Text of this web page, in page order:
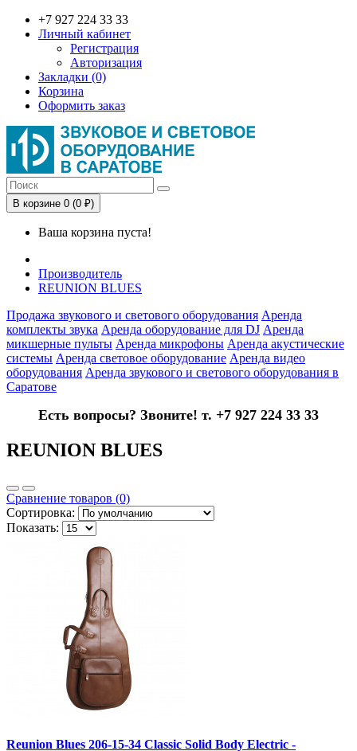
+7 927 224 33 33
Личный кабинет
Регистрация
Авторизация
Закладки (0)
Корзина
Оформить заказ
В корзине 0 (0 ₽)
Ваша корзина пуста!
Производитель
REUNION BLUES
Продажа звукового и светового оборудования Аренда
комплекты звука Аренда оборудование для DJ Аренда
микшерные пульты Аренда микрофоны Аренда акустические
системы Аренда световое оборудование Аренда видео
оборудования Аренда звукового и светового оборудования в
Саратове
Есть вопросы? Звоните! т. +7 927 224 33 33
REUNION BLUES
Сравнение товаров (0)
Сортировка:
Показать:
Reunion Blues 206-15-34 Classic Solid Body Electric -